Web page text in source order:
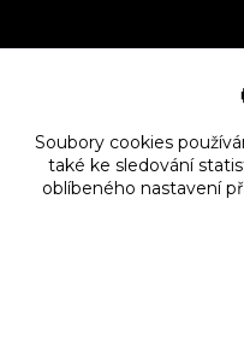
Soubory cookies
také ke sledování
oblíbeného nastavení